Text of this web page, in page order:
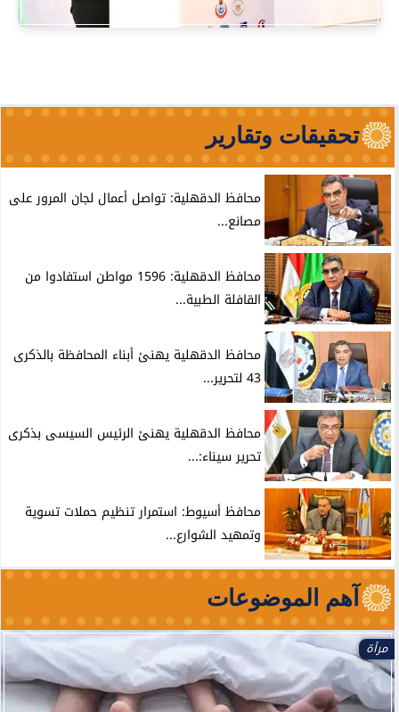
تحقيقات وتقارير
محافظ الدقهلية: تواصل أعمال لجان المرور على
مصانع...
محافظ الدقهلية: 1596 مواطن استفادوا من
القافلة الطبية...
محافظ الدقهلية يهنئ أبناء المحافظة بالذكرى
43 لتحرير...
محافظ الدقهلية يهنئ الرئيس السيسى بذكرى
تحرير سيناء:...
محافظ أسيوط: استمرار تنظيم حملات تسوية
وتمهيد الشوارع...
آهم الموضوعات
الأخبار